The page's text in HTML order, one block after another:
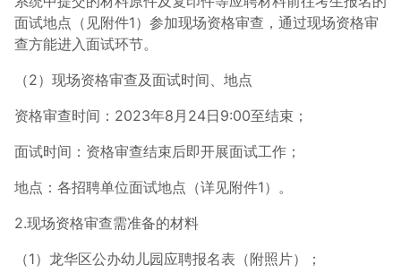
面试地点（见附件1）参加现场资格审查，通过现场资格审
查方能进入面试环节。
（2）现场资格审查及面试时间、地点
资格审查时间：2023年8月24日9:00至结束；
面试时间：资格审查结束后即开展面试工作；
地点：各招聘单位面试地点（详见附件1）。
2.现场资格审查需准备的材料
（1）龙华区公办幼儿园应聘报名表（附照片）；